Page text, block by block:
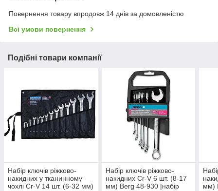
Повернення товару впродовж 14 днів за домовленістю
Всі умови повернення
Подібні товари компанії
Набір ключів ріжково-
накидних у тканинному
чохлі Cr-V 14 шт. (6-32 мм)
Набір ключів ріжково-
накидних Cr-V 6 шт. (8-17
мм) Berg 48-930 |набір
мм)